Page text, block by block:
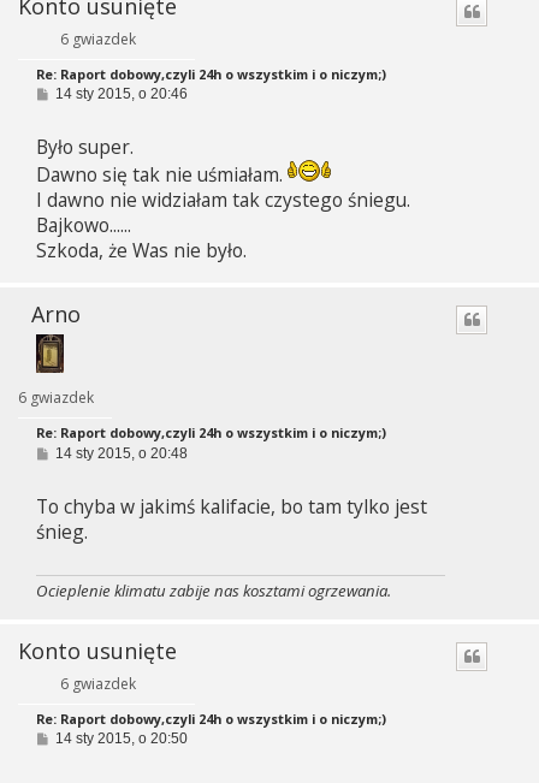
Konto usunięte
6 gwiazdek
Re: Raport dobowy,czyli 24h o wszystkim i o niczym;)
P
t
14 sty 2015, o 20:46
Było super.
Dawno się tak nie uśmiałam.
I dawno nie widziałam tak czystego śniegu.
Bajkowo......
Szkoda, że Was nie było.
Arno
6 gwiazdek
Re: Raport dobowy,czyli 24h o wszystkim i o niczym;)
P
t
14 sty 2015, o 20:48
To chyba w jakimś kalifacie, bo tam tylko jest
śnieg.
Ocieplenie klimatu zabije nas kosztami ogrzewania.
Konto usunięte
6 gwiazdek
Re: Raport dobowy,czyli 24h o wszystkim i o niczym;)
P14 sty 2015, o 20:50